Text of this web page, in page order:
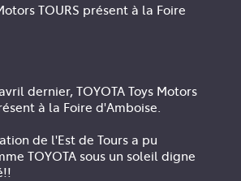
TOURS présent à la Foire
dernier, TOYOTA Toys Motors
à la Foire d'Amboise.
de l'Est de Tours a pu
TOYOTA sous un soleil digne